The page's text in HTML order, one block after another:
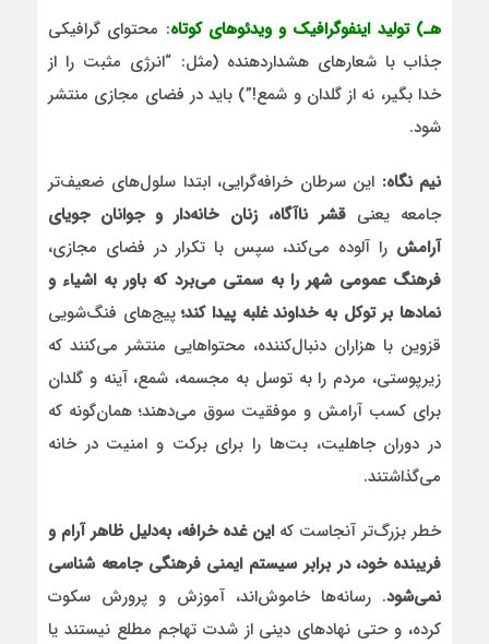
هـ) تولید اینفوگرافیک و ویدئوهای کوتاه: محتوای گرافیکی
جذاب با شعارهای هشداردهنده (مثل: “انرژی مثبت را از
خدا بگیر، نه از گلدان و شمع!”) باید در فضای مجازی منتشر
شود.
نیم نگاه: این سرطان خرافه‌گرایی، ابتدا سلول‌های ضعیف‌تر
جامعه یعنیقشر ناآگاه، زنان خانه‌دار و جوانان جویای
آرامش را آلوده می‌کند، سپس با تکرار در فضای مجازی،
فرهنگ عمومی شهر را به سمتی می‌برد که باور به اشیاء و
نمادها بر توکل به خداوند غلبه پیدا کند؛پیج‌های فنگ‌شویی
قزوین با هزاران دنبال‌کننده، محتواهایی منتشر می‌کنند که
زیرپوستی، مردم را به توسل به مجسمه، شمع، آینه و گلدان
برای کسب آرامش و موفقیت سوق می‌دهند؛ همان‌گونه که
در دوران جاهلیت، بت‌ها را برای برکت و امنیت در خانه
می‌گذاشتند.
خطر بزرگ‌تر آنجاست کهاین غده خرافه، به‌دلیل ظاهر آرام و
فریبنده خود، در برابر سیستم ایمنی فرهنگی جامعه شناسی
نمی‌شود. رسانه‌ها خاموش‌اند، آموزش و پرورش سکوت
کرده، و حتی نهادهای دینی از شدت تهاجم مطلع نیستند یا